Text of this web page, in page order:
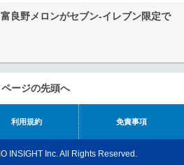
良野メロンがセブン‐イレブン限定で
ページの先頭へ
利用規約 免責事項
INSIGHT Inc. All Rights Reserved.